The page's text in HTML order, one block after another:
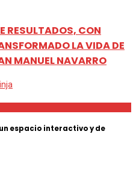
RESULTADOS, CON
LA VIDA DE
MANUEL NAVARRO
un espacio interactivo y de